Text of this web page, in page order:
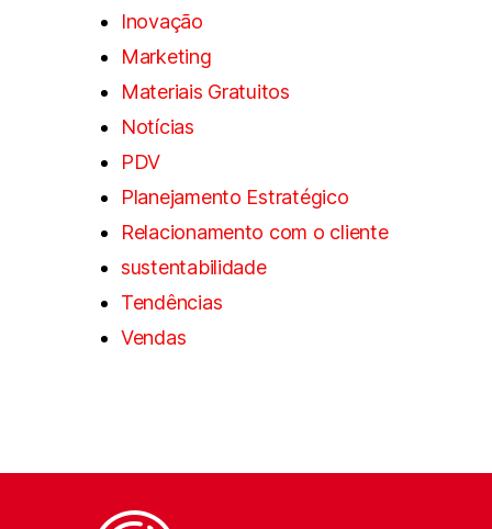
Inovação
Marketing
Materiais Gratuitos
Notícias
PDV
Planejamento Estratégico
Relacionamento com o cliente
sustentabilidade
Tendências
Vendas